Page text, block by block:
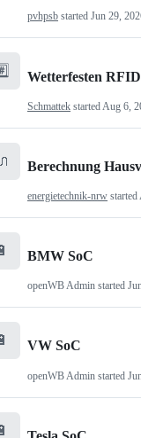
pvhpsb started Jun 29,
Wetterfesten
Schmattek started Aug 6,
Berechnung
energietechnik-nrw started
BMW SoC
openWB Admin started
VW SoC
openWB Admin started